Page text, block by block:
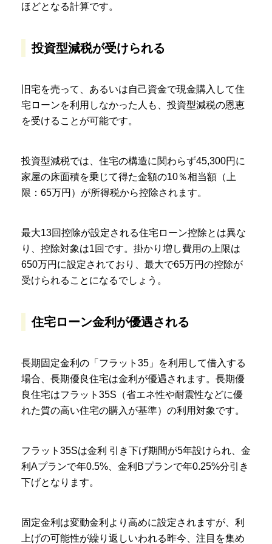
ほどとなる計算です。
投資型減税が受けられる
旧宅を売って、あるいは自己資金で現金購入して住
宅ローンを利用しなかった人も、投資型減税の恩恵
を受けることが可能です。
投資型減税では、住宅の構造に関わらず45,300円に
家屋の床面積を乗じて得た金額の10％相当額（上
限：65万円）が所得税から控除されます。
最大13回控除が設定される住宅ローン控除とは異な
り、控除対象は1回です。掛かり増し費用の上限は
650万円に設定されており、最大で65万円の控除が
受けられることになるでしょう。
住宅ローン金利が優遇される
長期固定金利の「フラット35」を利用して借入する
場合、長期優良住宅は金利が優遇されます。長期優
良住宅はフラット35S（省エネ性や耐震性などに優
れた質の高い住宅の購入が基準）の利用対象です。
フラット35Sは金利 引き下げ期間が5年設けられ、金
利Aプランで年0.5%、金利Bプランで年0.25%分引き
下げとなります。
固定金利は変動金利より高めに設定されますが、利
上げの可能性が繰り返しいわれる昨今、注目を集め